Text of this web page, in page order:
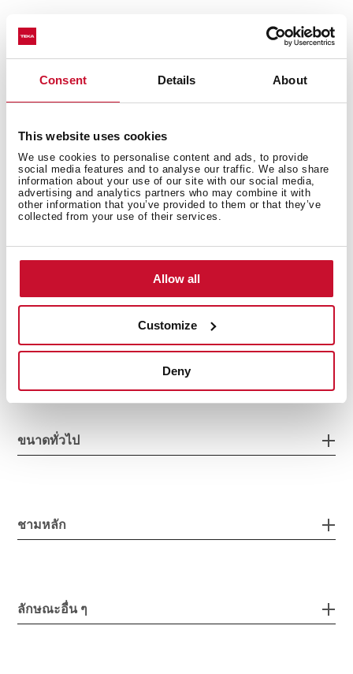
Consent Details About
This website uses cookies
We use cookies to personalise content and ads, to provide
social media features and to analyse our traffic. We also share
information about your use of our site with our social media,
advertising and analytics partners who may combine it with
other information that you’ve provided to them or that they’ve
collected from your use of their services.
Allow all
Customize
Deny
อ่างล้างจาน Tegranite+
1 หลุม
ติดตั้งใต้เคาน์เตอร์ท็อป
พื้นผิวทนทานต่อแรงกระแทก ความร้อนและอุณหภูมิสูง
พื้นผิวปราศจากแบคทีเรียทำความสะอาดง่าย
สะดืออ่าง ขนาด 3½" พร้อมอุปกรณ์ท่อ
หลุมลึก 200 มม.
เหมาะสำหรับตู้ขนาด 50 ซม. ขึ้นไป
ขนาดทั่วไป
ชามหลัก
ลักษณะอื่น ๆ